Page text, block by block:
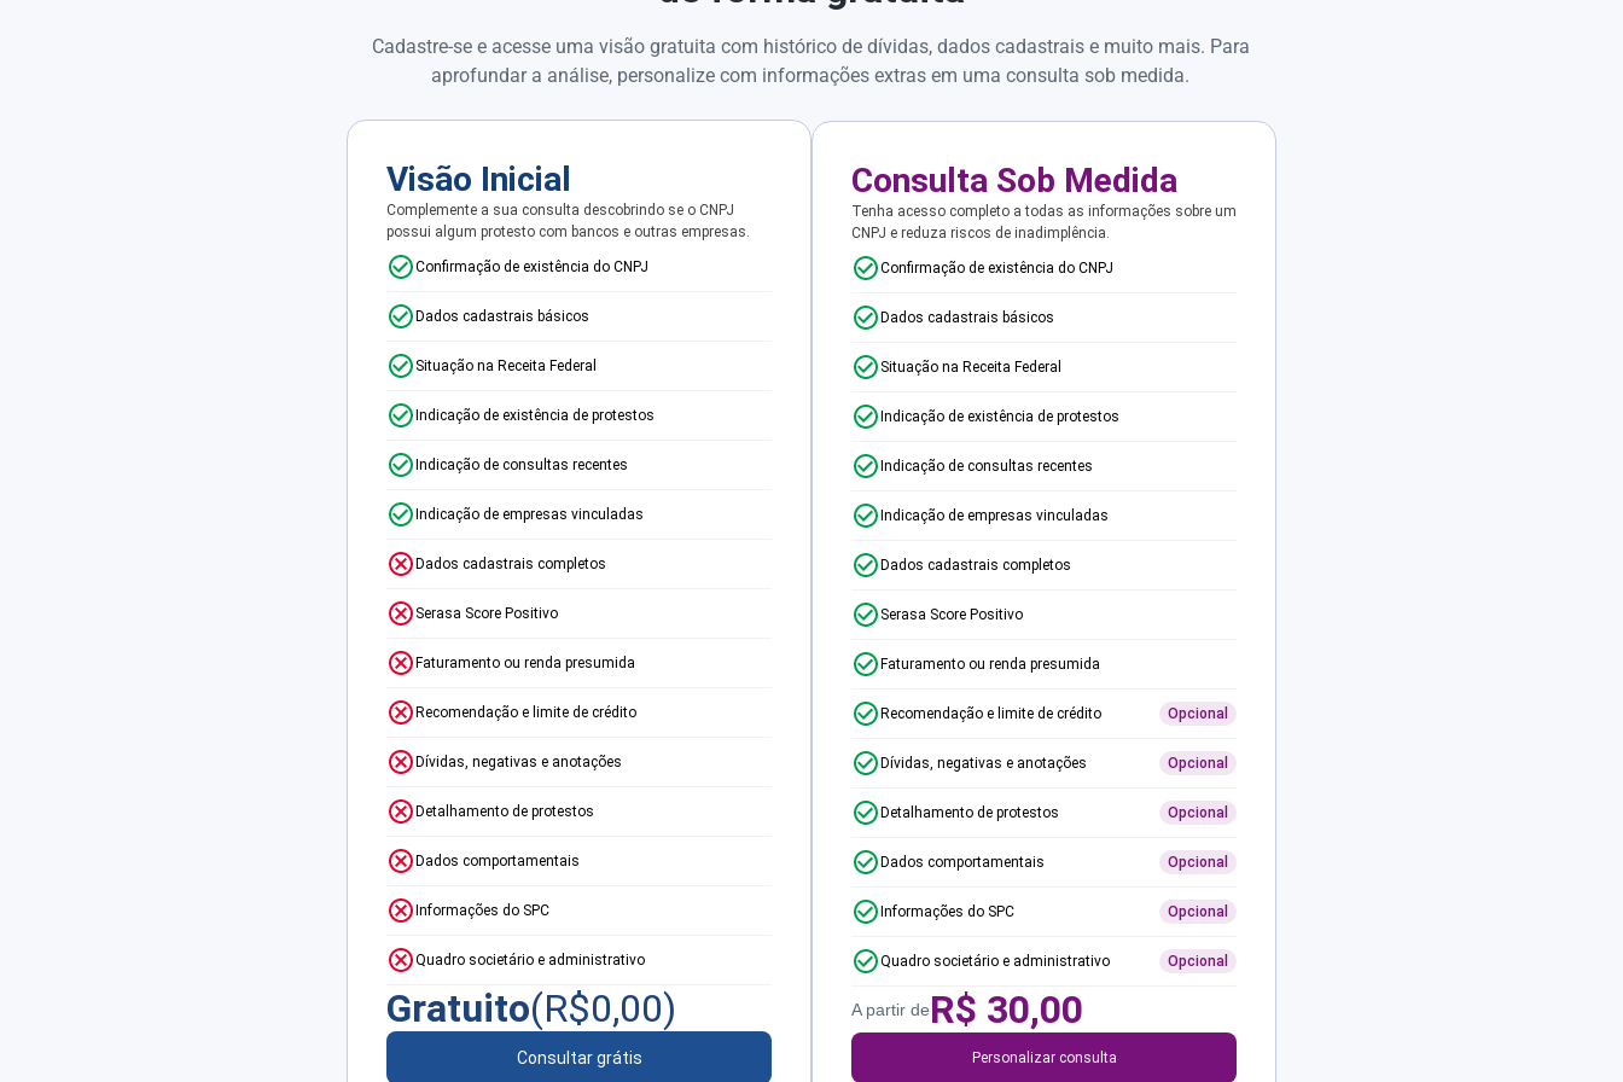
Cadastre-se e acesse uma visão gratuita com histórico de dívidas, dados cadastrais e muito mais. Para
aprofundar a análise, personalize com informações extras em uma consulta sob medida.
Visão Inicial
Complemente a sua consulta descobrindo se o CNPJ
possui algum protesto com bancos e outras empresas.
Confirmação de existência do CNPJ
Dados cadastrais básicos
Situação na Receita Federal
Indicação de existência de protestos
Indicação de consultas recentes
Indicação de empresas vinculadas
Dados cadastrais completos
Serasa Score Positivo
Faturamento ou renda presumida
Recomendação e limite de crédito
Dívidas, negativas e anotações
Detalhamento de protestos
Dados comportamentais
Informações do SPC
Quadro societário e administrativo
Gratuito(R$0,00)
Consultar grátis
Consulta Sob Medida
Tenha acesso completo a todas as informações sobre um
CNPJ e reduza riscos de inadimplência.
Confirmação de existência do CNPJ
Dados cadastrais básicos
Situação na Receita Federal
Indicação de existência de protestos
Indicação de consultas recentes
Indicação de empresas vinculadas
Dados cadastrais completos
Serasa Score Positivo
Faturamento ou renda presumida
Recomendação e limite de crédito Opcional
Dívidas, negativas e anotações Opcional
Detalhamento de protestos Opcional
Dados comportamentais Opcional
Informações do SPC Opcional
Quadro societário e administrativo Opcional
A partir deR$ 30,00
Personalizar consulta